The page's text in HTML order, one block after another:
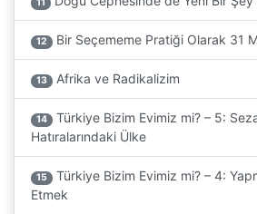
11
12 Bir Seçememe Pratiği Olarak 31
13 Afrika ve Radikalizim
14
Türkiye Bizim Evimiz mi? – 5:
Hatıralarındaki Ülke
15
Türkiye Bizim Evimiz mi? – 4:
Etmek